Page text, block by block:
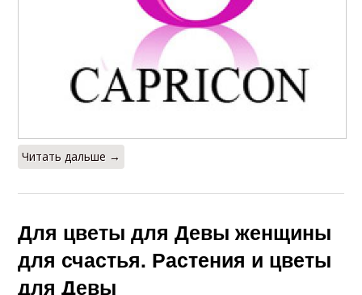
Читать дальше →
Для цветы для Девы женщины
для счастья. Растения и цветы
для Девы